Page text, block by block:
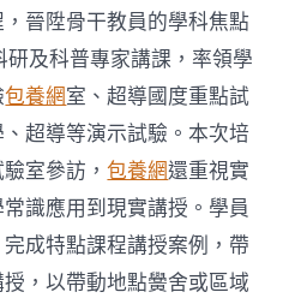
晉陞骨干教員的學科焦點
及科普專家講課，率領學
包養網室、超導國度重點試
超導等演示試驗。本次培
室參訪，包養網還重視實
識應用到現實講授。學員
成特點課程講授案例，帶
，以帶動地點黌舍或區域